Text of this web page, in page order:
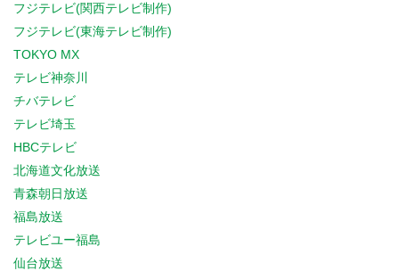
フジテレビ(関西テレビ制作)
フジテレビ(東海テレビ制作)
TOKYO MX
テレビ神奈川
チバテレビ
テレビ埼玉
HBCテレビ
北海道文化放送
青森朝日放送
福島放送
テレビユー福島
仙台放送